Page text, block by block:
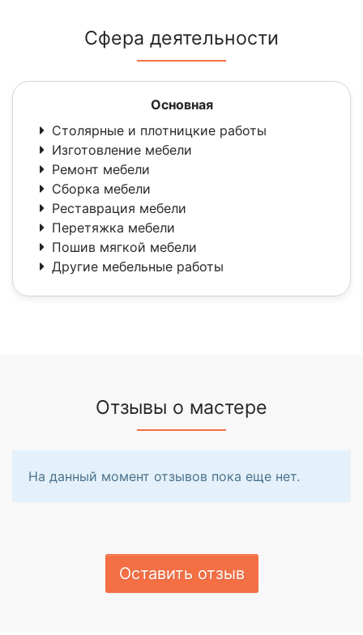
Сфера деятельности
Основная
Столярные и плотницкие работы
Изготовление мебели
Ремонт мебели
Сборка мебели
Реставрация мебели
Перетяжка мебели
Пошив мягкой мебели
Другие мебельные работы
Отзывы о мастере
На данный момент отзывов пока еще нет.
Оставить отзыв